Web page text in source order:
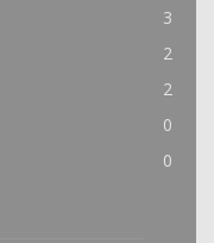
3
2
2
0
0